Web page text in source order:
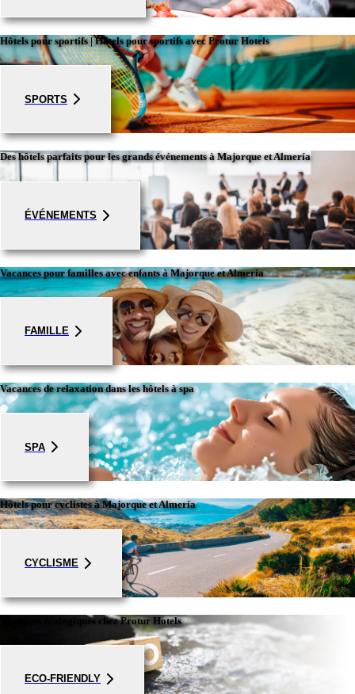
Hôtels pour sportifs | Hôtels pour sportifs avec Protur Hotels
SPORTS
Des hôtels parfaits pour les grands événements à Majorque et Almería
ÉVÉNEMENTS
Vacances pour familles avec enfants à Majorque et Almería
FAMILLE
Vacances de relaxation dans les hôtels à spa
SPA
Hôtels pour cyclistes à Majorque et Almería
CYCLISME
Vacances écologiques chez Protur Hotels
ECO-FRIENDLY